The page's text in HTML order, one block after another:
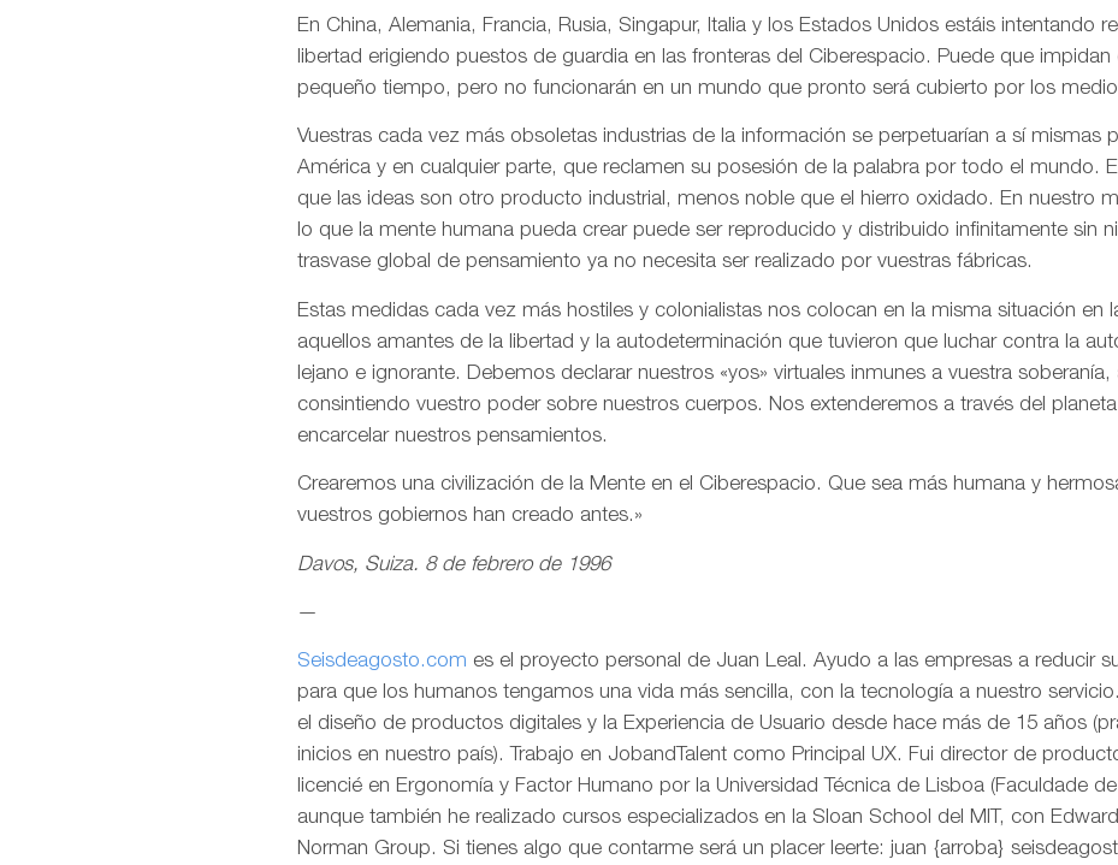
En China, Alemania, Francia, Rusia, Singapur, Italia y los Estados Unidos estáis intentando
libertad erigiendo puestos de guardia en las fronteras del Ciberespacio. Puede que
pequeño tiempo, pero no funcionarán en un mundo que pronto será cubierto por los
Vuestras cada vez más obsoletas industrias de la información se perpetuarían a sí mismas
América y en cualquier parte, que reclamen su posesión de la palabra por todo el mundo.
que las ideas son otro producto industrial, menos noble que el hierro oxidado. En nuestro
lo que la mente humana pueda crear puede ser reproducido y distribuido infinitamente sin
trasvase global de pensamiento ya no necesita ser realizado por vuestras fábricas.
Estas medidas cada vez más hostiles y colonialistas nos colocan en la misma situación en
aquellos amantes de la libertad y la autodeterminación que tuvieron que luchar contra la
lejano e ignorante. Debemos declarar nuestros «yos» virtuales inmunes a vuestra
consintiendo vuestro poder sobre nuestros cuerpos. Nos extenderemos a través del
encarcelar nuestros pensamientos.
Crearemos una civilización de la Mente en el Ciberespacio. Que sea más humana y
vuestros gobiernos han creado antes.»
Davos, Suiza. 8 de febrero de 1996
—
Seisdeagosto.com es el proyecto personal de Juan Leal. Ayudo a las empresas a reducir
para que los humanos tengamos una vida más sencilla, con la tecnología a nuestro
el diseño de productos digitales y la Experiencia de Usuario desde hace más de 15 años
inicios en nuestro país). Trabajo en JobandTalent como Principal UX. Fui director de
licencié en Ergonomía y Factor Humano por la Universidad Técnica de Lisboa (Faculdade
aunque también he realizado cursos especializados en la Sloan School del MIT, con
Norman Group. Si tienes algo que contarme será un placer leerte: juan {arroba}